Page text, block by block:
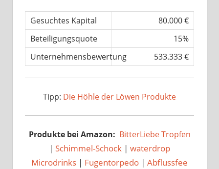
Gesuchtes Kapital
80.000 €
Beteiligungsquote
15%
Unternehmensbewertung
533.333 €
Tipp: Die Höhle der Löwen Produkte
Produkte bei Amazon: BitterLiebe Tropfen
| Schimmel-Schock | waterdrop
Microdrinks | Fugentorpedo | Abflussfee